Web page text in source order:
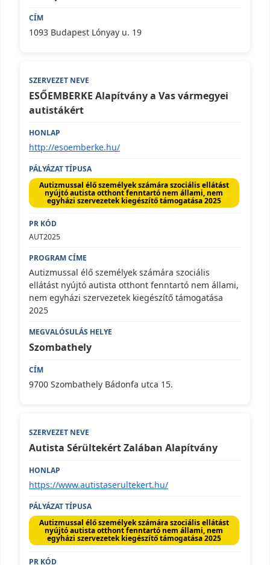
1093 Budapest Lónyay u. 19
ESŐEMBERKE Alapítvány a Vas vármegyei
autistákért
http://esoemberke.hu/
Autizmussal élő személyek számára szociális ellátást
nyújtó autista otthont fenntartó nem állami, nem
egyházi szervezetek kiegészítő támogatása 2025
AUT2025
Autizmussal élő személyek számára szociális
ellátást nyújtó autista otthont fenntartó nem állami,
nem egyházi szervezetek kiegészítő támogatása
2025
Szombathely
9700 Szombathely Bádonfa utca 15.
Autista Sérültekért Zalában Alapítvány
https://www.autistaserultekert.hu/
Autizmussal élő személyek számára szociális ellátást
nyújtó autista otthont fenntartó nem állami, nem
egyházi szervezetek kiegészítő támogatása 2025